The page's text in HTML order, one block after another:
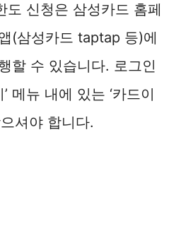
도 신청은 삼성카드 홈페
(삼성카드 taptap 등)에
할 수 있습니다. 로그인
메뉴 내에 있는 ‘카드이
셔야 합니다.